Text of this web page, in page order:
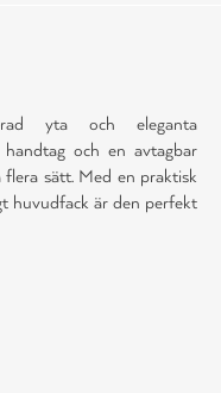
yta och eleganta
och en avtagbar
sätt. Med en praktisk
huvudfack är den perfekt